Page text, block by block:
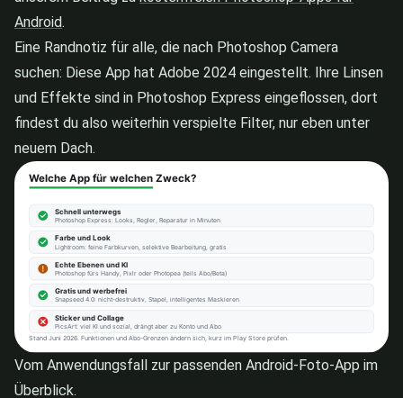
Android.
Eine Randnotiz für alle, die nach Photoshop Camera
suchen: Diese App hat Adobe 2024 eingestellt. Ihre Linsen
und Effekte sind in Photoshop Express eingeflossen, dort
findest du also weiterhin verspielte Filter, nur eben unter
neuem Dach.
Vom Anwendungsfall zur passenden Android-Foto-App im
Überblick.